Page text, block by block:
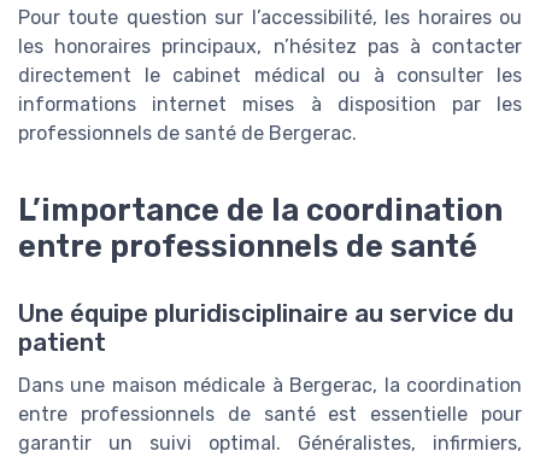
Pour toute question sur l’accessibilité, les horaires ou
les honoraires principaux, n’hésitez pas à contacter
directement le cabinet médical ou à consulter les
informations internet mises à disposition par les
professionnels de santé de Bergerac.
L’importance de la coordination
entre professionnels de santé
Une équipe pluridisciplinaire au service du
patient
Dans une maison médicale à Bergerac, la coordination
entre professionnels de santé est essentielle pour
garantir un suivi optimal. Généralistes, infirmiers,